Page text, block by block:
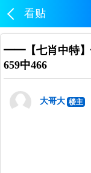
看贴
━━【七肖中特】
659中466
大哥大 楼主